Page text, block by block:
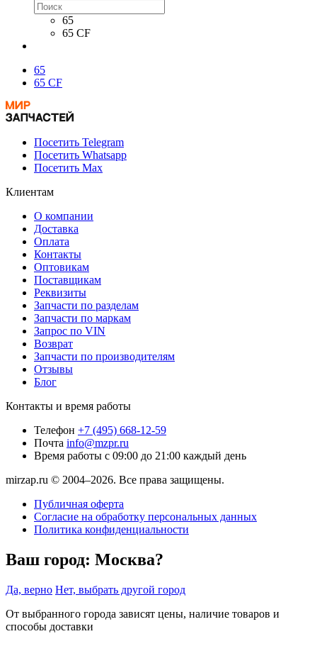
65
65 CF
65
65 CF
Посетить Telegram
Посетить Whatsapp
Посетить Max
Клиентам
О компании
Доставка
Оплата
Контакты
Оптовикам
Поставщикам
Реквизиты
Запчасти по разделам
Запчасти по маркам
Запрос по VIN
Возврат
Запчасти по производителям
Отзывы
Блог
Контакты и время работы
Телефон +7 (495) 668-12-59
Почта info@mzpr.ru
Время работы с 09:00 до 21:00 каждый день
mirzap.ru © 2004–2026. Все права защищены.
Публичная оферта
Согласие на обработку персональных данных
Политика конфиденциальности
Ваш город: Москва?
Да, верно Нет, выбрать другой город
От выбранного города зависят цены, наличие товаров и
способы доставки